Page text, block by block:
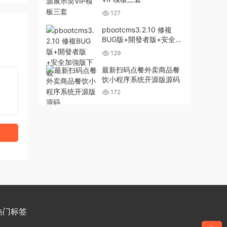
127
pbootcms3.2.10 修複
BUG版+開發者版+安全加
強版下載
129
最新扫码点餐外卖商品餐
饮小程序系统开源版源码
172
门标签